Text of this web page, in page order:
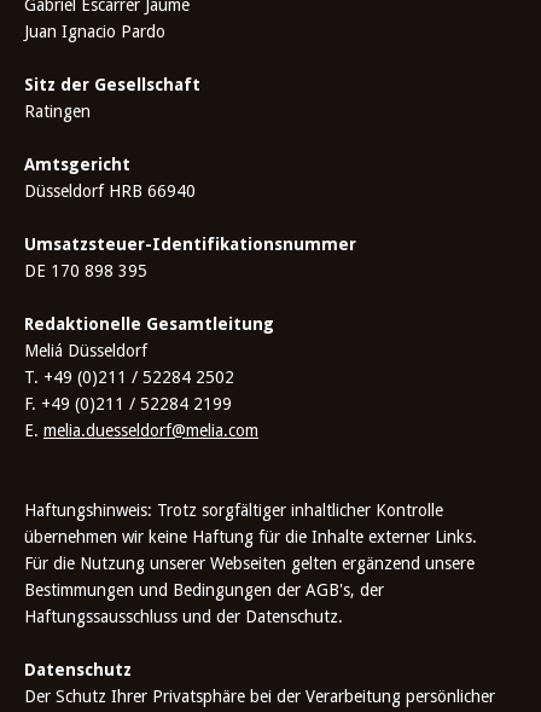
Gabriel Escarrer Jaume
Juan Ignacio Pardo
Sitz der Gesellschaft
Ratingen
Amtsgericht
Düsseldorf HRB 66940
Umsatzsteuer-Identifikationsnummer
DE 170 898 395
Redaktionelle Gesamtleitung
Meliá Düsseldorf
T. +49 (0)211 / 52284 2502
F. +49 (0)211 / 52284 2199
E. melia.duesseldorf@melia.com
Haftungshinweis: Trotz sorgfältiger inhaltlicher Kontrolle
übernehmen wir keine Haftung für die Inhalte externer Links.
Für die Nutzung unserer Webseiten gelten ergänzend unsere
Bestimmungen und Bedingungen der AGB's, der
Haftungssausschluss und der Datenschutz.
Datenschutz
Der Schutz Ihrer Privatsphäre bei der Verarbeitung persönlicher